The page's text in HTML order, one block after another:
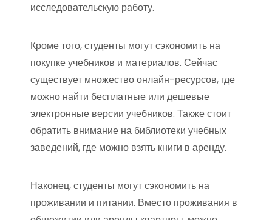
исследовательскую работу.
Кроме того, студенты могут сэкономить на
покупке учебников и материалов. Сейчас
существует множество онлайн-ресурсов, где
можно найти бесплатные или дешевые
электронные версии учебников. Также стоит
обратить внимание на библиотеки учебных
заведений, где можно взять книги в аренду.
Наконец, студенты могут сэкономить на
проживании и питании. Вместо проживания в